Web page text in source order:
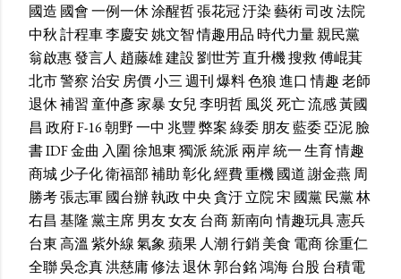
國造 國會一例一休涂醒哲張花冠汙染藝術司改法院
中秋計程車李慶安姚文智情趣用品 時代力量親民黨
翁啟惠發言人 趙藤雄建設劉世芳直升機搜救傅崐萁
北市警察治安房價小三週刊爆料色狼進口 情趣老師
退休補習童仲彥家暴女兒李明哲風災 死亡流感黃國
昌 政府F-16朝野一中 兆豐弊案綠委朋友藍委亞泥臉
書IDF金曲 入圍徐旭東獨派統派 兩岸統一生育情趣
商城少子化衛福部補助彰化經費重機國道謝金燕 周
勝考張志軍國台辦執政中央貪汙立院宋 國黨民黨林
右昌 基隆黨主席男友女友台商新南向 情趣玩具憲兵
台東高溫 紫外線氣象蘋果 人潮行銷美食 電商徐重仁
全聯吳念真洪慈庸修法退休郭台銘鴻海台股 台積電